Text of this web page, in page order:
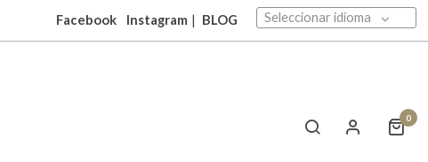
Facebook Instagram | BLOG Seleccionar idioma
0